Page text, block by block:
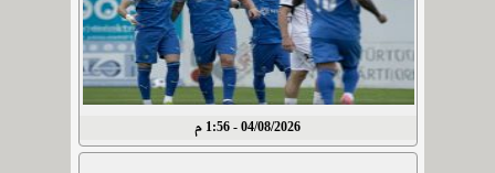
04/08/2026 - 1:56 م